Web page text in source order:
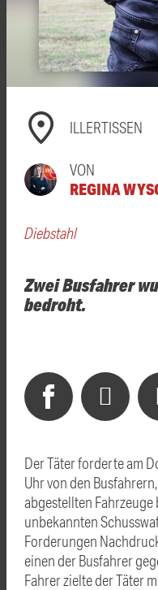
ILLERTISSEN
VON
REGINA
Diebstahl
Zwei Busfahrer
bedroht.
Der Täter forderte am
Uhr von den
abgestellten
unbekannten
Forderungen
einen der Busfahrer
Fahrer zielte der Täter